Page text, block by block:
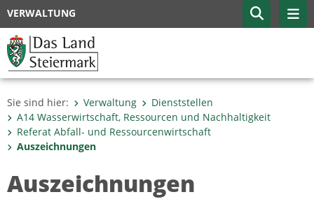
VERWALTUNG
Sie sind hier: Verwaltung
Dienststellen
A14 Wasserwirtschaft, Ressourcen und Nachhaltigkeit
Referat Abfall- und Ressourcenwirtschaft
Auszeichnungen
Auszeichnungen